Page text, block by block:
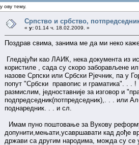
ову тему.
Српство и србство,
« у: 01.14 ч. 18.02.2009. »
Поздрав свима, занима ме да ми неко
Гледајући као ЛАИК, нека документа из
користиле , сада су скоро заборављене
назове Српски или Србски Рјечник, па у
попут "Србски правопис и граматика". . .
размислим, једноставније за изговор и
подпредседник(потпредседник),. . . или
поднаредник. . . и сл.
Имам пуно поштовање за Вукову
допунити,мењати,усавршавати кад дође
држави са другим народима, можда су се